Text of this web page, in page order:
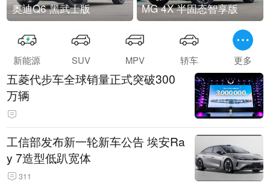
奥迪Q6 黑武士版 MG 4X 半固态智享版
新能源 SUV MPV 轿车 更多
五菱代步车全球销量正式突破300
万辆
工信部发布新一轮新车公告 埃安Ra
y 7造型低趴宽体
311